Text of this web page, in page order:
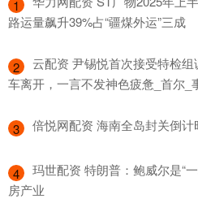
1
路运量飙升39%占“疆煤外运”三成
2
云配资 尹锡悦首次接受特检
车离开，一言不发神色疲惫_首尔_
3 倍悦网配资 海南全岛封关倒计
4
玛世配资 特朗普：鲍威尔是“
房产业